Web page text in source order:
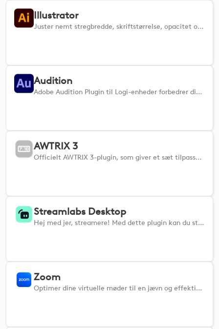
Illustrator
Juster nemt stregbredde, skriftstørrelse, opacitet og meget mere i Adobe Illustrator.
Audition
Adobe Audition Plugin til Logi-enheder forbedrer din arbejdsgang ved at tilbyde problemfri integration med flere app-handlinger. Dette plugin giver dig mulighed for at styre Auditions værktøjer og funktioner direkte fra dine MX-enheder, hvilket giver hurtig adgang til almindeligt anvendte handlinger som justering af niveauer, EQ-indstillinger, fades og meget mere. Tilpas genveje og strømlin din kreative proces med intuitiv, taktil kontrol, der forbedrer effektiviteten og præcisionen i dit lydredigeringsarbejde.
AWTRIX 3
Officielt AWTRIX 3-plugin, som giver et sæt tilpassede handlinger til dit Ulanzi Smart Pixel-ur.
Streamlabs Desktop
Hej med jer, streamere! Med dette plugin kan du styre alle de fede funktioner i Streamlabs direkte fra din Logi-enhed.
Zoom
Optimer dine virtuelle møder til en jævn og effektiv oplevelse, og få gavn af avanceret haptisk feedback, der udelukkende findes på MX Master 4-musen, for et mere engagerende og responsivt mødemiljø. Ubesværet kontrol af vigtige Zoom-funktioner via taktile input giver dig mulighed for nemt at slå lyden til og fra, skifte video og udtrykke reaktioner direkte fra din enhed, hvilket strømliner din arbejdsgang og sikrer, at du holder fokus under hvert møde.